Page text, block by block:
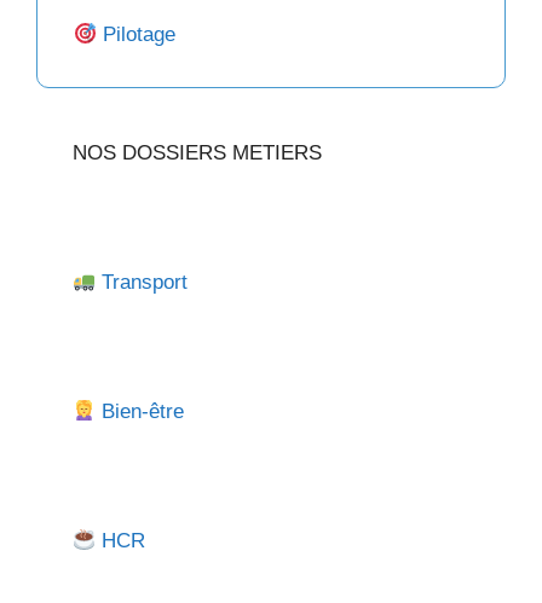
Pilotage
NOS DOSSIERS METIERS
Transport
Bien-être
HCR